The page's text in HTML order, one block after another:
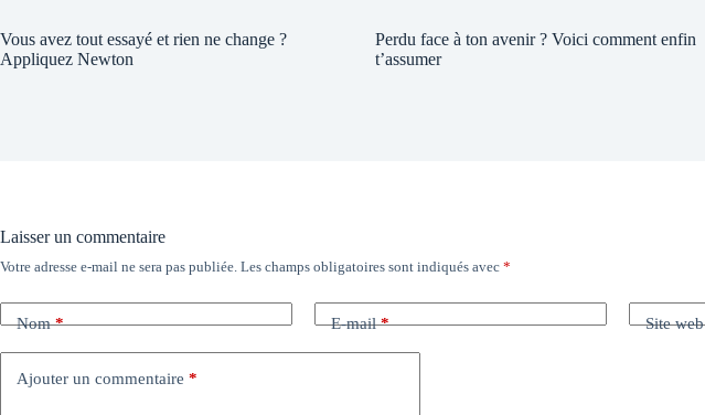
Vous avez tout essayé et rien ne change ?
Appliquez Newton
Perdu face à ton avenir ? Voici comment enfin
t’assumer
Laisser un commentaire
Votre adresse e-mail ne sera pas publiée. Les champs obligatoires sont indiqués avec *
Nom* E-mail* Site web
Ajouter un commentaire *